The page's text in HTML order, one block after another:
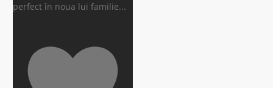
perfect în noua lui familie...